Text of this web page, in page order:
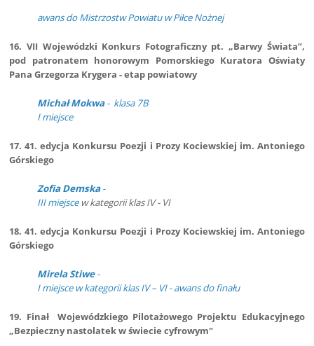
awans do Mistrzostw Powiatu w Piłce Nożnej
16. VII Wojewódzki Konkurs Fotograficzny pt. „Barwy Świata”,
pod patronatem honorowym Pomorskiego Kuratora Oświaty
Pana Grzegorza Krygera - etap powiatowy
Michał Mokwa- klasa 7B
I miejsce
17.41. edycja Konkursu Poezji i Prozy Kociewskiej im. Antoniego
Górskiego
Zofia Demska-
III miejscew kategorii klas IV - VI
18. 41. edycja Konkursu Poezji i Prozy Kociewskiej im. Antoniego
Górskiego
Mirela Stiwe-
I miejsce w kategorii klas IV – VI - ​​​​​awans do finału
19. Finał Wojewódzkiego Pilotażowego Projektu Edukacyjnego
„Bezpieczny nastolatek w świecie cyfrowym"